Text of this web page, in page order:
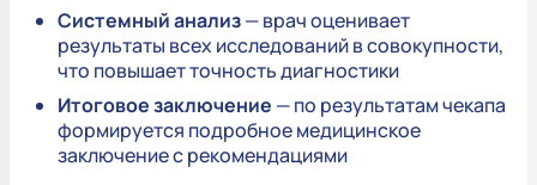
Системный анализ— врач оценивает
результаты всех исследований в совокупности,
что повышает точность диагностики
Итоговое заключение — по результатам чекапа
формируется подробное медицинское
заключение с рекомендациями